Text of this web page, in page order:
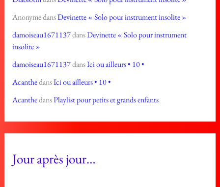
AnonymedansDevinette « Solo pour instrument insolite »
damoiseau1671137dansDevinette « Solo pour instrument
insolite »
damoiseau1671137dansIci ou ailleurs • 10 •
AcanthedansIci ou ailleurs • 10 •
AcanthedansPlaylist pour petits et grands enfants
Jour après jour…